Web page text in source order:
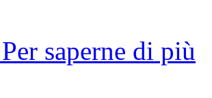
Per saperne di più